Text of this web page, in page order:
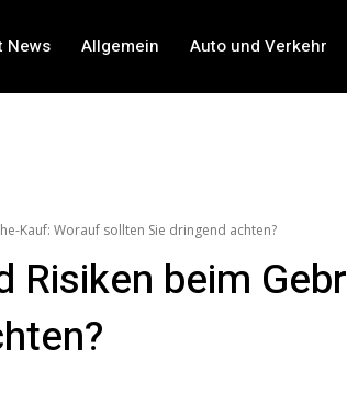
News Allgemein Auto und Verkehr
Kauf: Worauf sollten Sie dringend achten?
beim